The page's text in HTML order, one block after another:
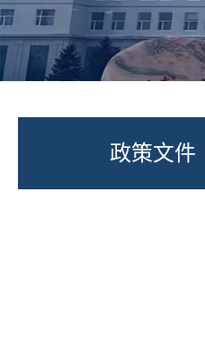
政策文件